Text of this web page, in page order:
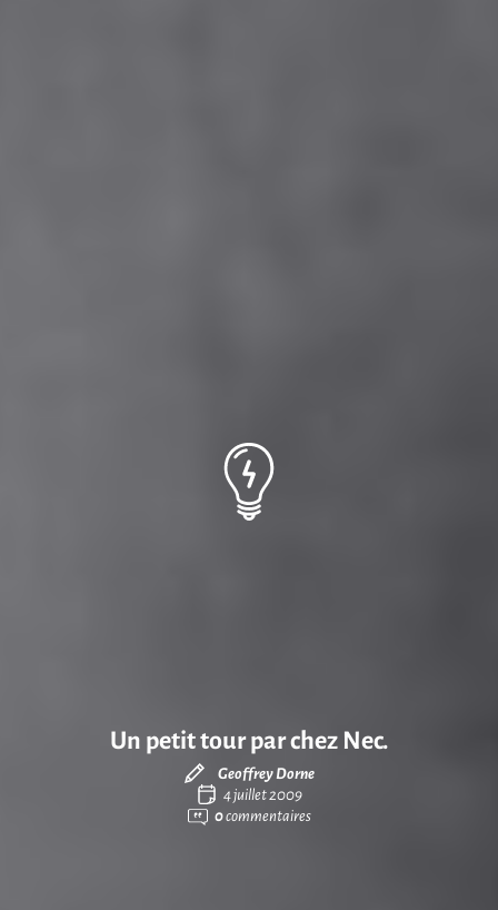
Un petit tour par chez Nec.
Geoffrey Dorne
4 juillet 2009
0commentaires